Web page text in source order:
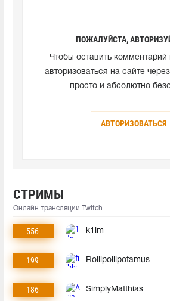
ПОЖАЛУЙСТА,
Чтобы оставить
авторизоваться на сайте
просто и абсолютно
АВТОРИЗОВАТЬСЯ
СТРИМЫ
Онлайн трансляции Twitch
556 k1im
199 Rollipollipotamus
186 SimplyMatthias